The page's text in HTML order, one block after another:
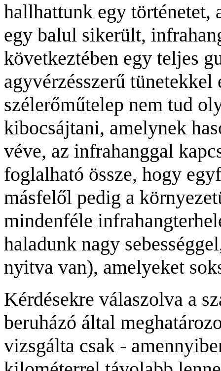
hallhattunk egy történetet,
egy balul sikerült,
következtében egy teljes
agyvérzésszerű
szélerőműtelep nem tud
kibocsájtani, amelynek
véve, az infrahanggal
foglalható össze, hogy
másfelől pedig a
mindenféle
haladunk nagy
nyitva van), amelyeket
Kérdésekre válaszolva a
beruházó által
vizsgálta csak -